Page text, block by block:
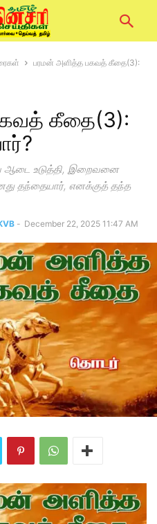
பரமன் அளித்த பகவத் கீதை(3):
கீதை(3):
ஆடை உடுத்தி, இறைவனை
தந்தையார், எனக்குத் தந்த
- December 22, 2025 11:47 AM